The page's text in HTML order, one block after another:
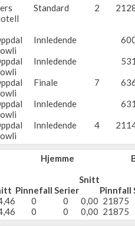
Standard 2
Innledende
Innledende
Finale 7
Innledende
Innledende 4
Hjemme
Pinnefall Serier
Snitt
Pinnfall
0 0 0,00 21875
0 0 0,00 21875